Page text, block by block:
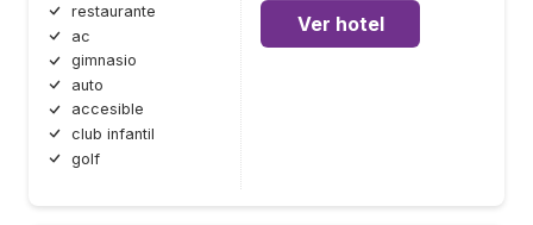
restaurante
ac
gimnasio
auto
accesible
club infantil
golf
Ver hotel